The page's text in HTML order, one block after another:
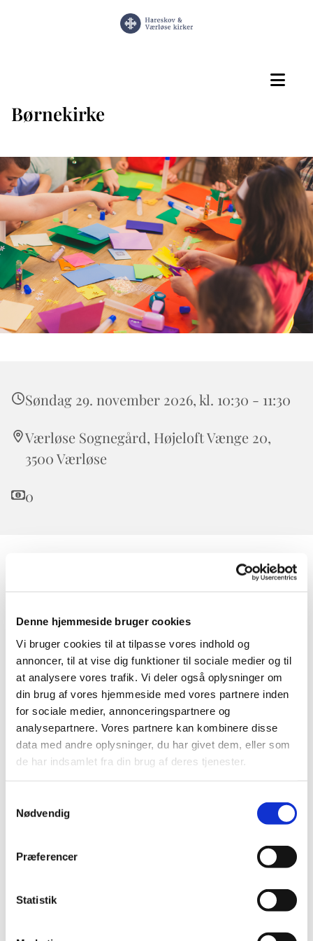
Denne hjemmeside bruger cookies
Vi bruger cookies til at tilpasse vores indhold og
annoncer, til at vise dig funktioner til sociale medier og til
at analysere vores trafik. Vi deler også oplysninger om
din brug af vores hjemmeside med vores partnere inden
for sociale medier, annonceringspartnere og
analysepartnere. Vores partnere kan kombinere disse
data med andre oplysninger, du har givet dem, eller som
de har indsamlet fra din brug af deres tjenester.
Nødvendig
Præferencer
Statistik
Børnekirke
Søndag 29. november 2026, kl. 10:30 - 11:30
Værløse Sognegård, Højeloft Vænge 20,
3500 Værløse
0
Børnekirken er for alle børn. Forældre, bedsteforældre,
onkler og tanter er også meget velkomne.
I Børnekirken taler vi om Bibelens historier i børnehøjde
og drikke.
Vi er med til første del af gudstjenesten10.30 og går ud i
samlet flok, inden prædikenen starter.
Børnekirken ledes af børne- og ungemedarbejder, Anne-
Katrine og en gruppe frivillige